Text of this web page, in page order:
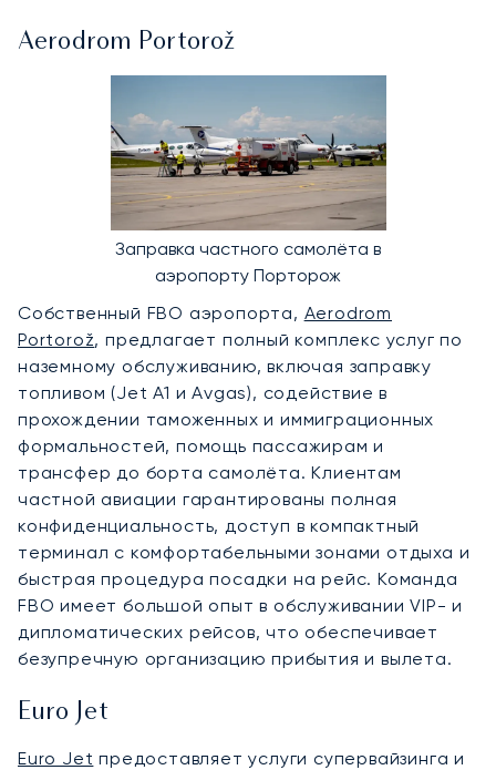
Aerodrom Portorož
Заправка частного самолёта в
аэропорту Порторож
Собственный FBO аэропорта, Aerodrom
Portorož, предлагает полный комплекс услуг по
наземному обслуживанию, включая заправку
топливом (Jet A1 и Avgas), содействие в
прохождении таможенных и иммиграционных
формальностей, помощь пассажирам и
трансфер до борта самолёта. Клиентам
частной авиации гарантированы полная
конфиденциальность, доступ в компактный
терминал с комфортабельными зонами отдыха и
быстрая процедура посадки на рейс. Команда
FBO имеет большой опыт в обслуживании VIP- и
дипломатических рейсов, что обеспечивает
безупречную организацию прибытия и вылета.
Euro Jet
Euro Jet предоставляет услуги супервайзинга и